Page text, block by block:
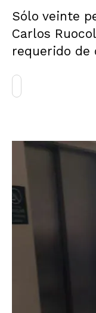
Sólo veinte
Carlos
requerido de